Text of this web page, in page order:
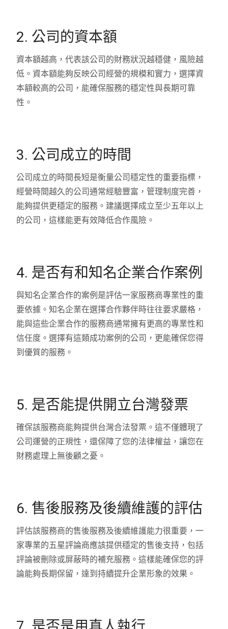
2. 公司的資本額
資本額越高，代表該公司的財務狀況越穩健，風險越
低。資本額能夠反映公司經營的規模和實力，選擇資
本額較高的公司，能確保服務的穩定性與長期可靠
性。
3. 公司成立的時間
公司成立的時間長短是衡量公司穩定性的重要指標，
經營時間越久的公司通常經驗豐富，管理制度完善，
能夠提供更穩定的服務。建議選擇成立至少五年以上
的公司，這樣能更有效降低合作風險。
4. 是否有和知名企業合作案例
與知名企業合作的案例是評估一家服務商專業性的重
要依據。知名企業在選擇合作夥伴時往往要求嚴格，
能與這些企業合作的服務商通常擁有更高的專業性和
信任度。選擇有這類成功案例的公司，更能確保您得
到優質的服務。
5. 是否能提供開立台灣發票
確保該服務商能夠提供台灣合法發票。這不僅體現了
公司運營的正規性，還保障了您的法律權益，讓您在
財務處理上無後顧之憂。
6. 售後服務及後續維護的評估
評估該服務商的售後服務及後續維護能力很重要，一
家專業的五星評論商應該提供穩定的售後支持，包括
評論被刪除或屏蔽時的補充服務。這樣能確保您的評
論能夠長期保留，達到持續提升企業形象的效果。